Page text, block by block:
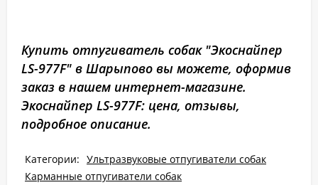
Купить отпугиватель собак "Экоснайпер
LS-977F" в Шарыпово вы можете, оформив
заказ в нашем интернет-магазине.
Экоснайпер LS-977F: цена, отзывы,
подробное описание.
Категории: Ультразвуковые отпугиватели собак
Карманные отпугиватели собак